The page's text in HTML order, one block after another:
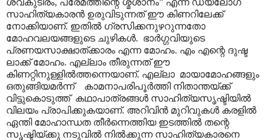
സാഹിത്യകാരൻ ഉരുവിടുന്നത് ഈ കിണറിലേക്ക്
നോക്കിയാണ്. ഇതിൽ ഗ്രസിക്കനുഴറുന്നതോ
മോഹവലയങ്ങളുടെ ചുഴികൾ. ഭാർഗ്ഗവിയുടെ
പ്രണയസാക്ഷാത്ക്കാരം എന്ന മോഹം. എം എന്റെ ദുഷ്ട
ലാക്ക് മോഹം. എല്ലാം തീരുന്നത് ഈ
കിണറ്റിനുള്ളിൽത്തന്നെയാണ്. എല്ലാ മായാമോഹങ്ങളും
ഒതുങ്ങിയമർന്ന് കാമനാപരിപൂർത്തി നിതാന്തയ്ക്ക്
വിട്ടുകൊടുത്ത് കഥാപാത്രങ്ങൾ സാഹിത്യസൃഷ്ടിയിൽ
വിലയം പ്രാപിക്കുകയാണ്. അറിവിൻ മുറിവുകൾ കരളിൽ
ഏന്തി മോഹാന്ധത തീർന്നെത്തിയ ഇടത്തിൽ തന്റെ
സൃഷ്ടിയ്ക്കു നടുവിൽ നിൽക്കുന്ന സാഹിത്യകാരനെ